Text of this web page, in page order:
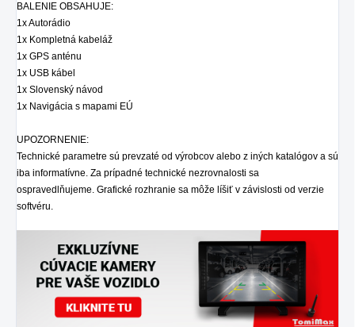
BALENIE OBSAHUJE:
1x Autorádio
1x Kompletná kabeláž
1x GPS anténu
1x USB kábel
1x Slovenský návod
1x Navigácia s mapami EÚ
UPOZORNENIE:
Technické parametre sú prevzaté od výrobcov alebo z iných katalógov a sú
iba informatívne. Za prípadné technické nezrovnalosti sa
ospravedlňujeme. Grafické rozhranie sa môže líšiť v závislosti od verzie
softvéru.